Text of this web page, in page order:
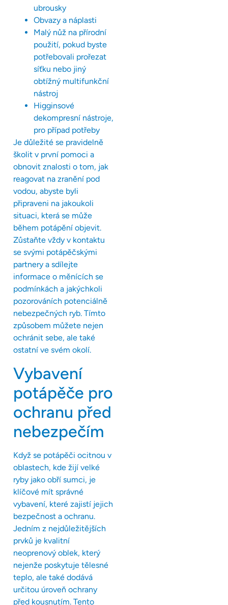
ubrousky
Obvazy a náplasti
Malý nůž na přírodní
použití, pokud byste
potřebovali prořezat
síťku nebo jiný
obtížný multifunkční
nástroj
Higginsové
dekompresní nástroje,
pro případ potřeby
Je důležité se pravidelně
školit v první pomoci a
obnovit znalosti o tom, jak
reagovat na zranění pod
vodou, abyste byli
připraveni na jakoukoli
situaci, která se může
během potápění objevit.
Zůstaňte vždy v kontaktu
se svými potápěčskými
partnery a sdílejte
informace o měnících se
podmínkách a jakýchkoli
pozorováních potenciálně
nebezpečných ryb. Tímto
způsobem můžete nejen
ochránit sebe, ale také
ostatní ve svém okolí.
Vybavení
potápěče pro
ochranu před
nebezpečím
Když se potápěči ocitnou v
oblastech, kde žijí velké
ryby jako obří sumci, je
klíčové mít správné
vybavení, které zajistí jejich
bezpečnost a ochranu.
Jedním z nejdůležitějších
prvků je kvalitní
neoprenový oblek, který
nejenže poskytuje tělesné
teplo, ale také dodává
určitou úroveň ochrany
před kousnutím. Tento